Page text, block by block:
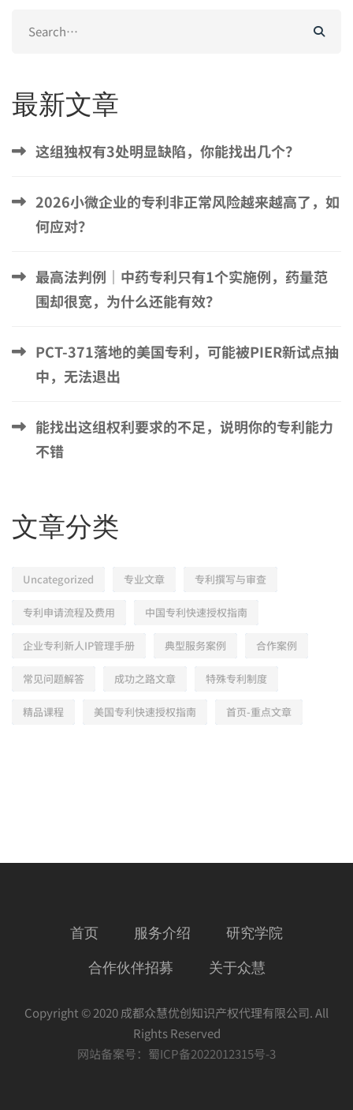
for:
最新文章
这组独权有3处明显缺陷，你能找出几个？
2026小微企业的专利非正常风险越来越高了，如
何应对？
最高法判例｜中药专利只有1个实施例，药量范
围却很宽，为什么还能有效？
PCT-371落地的美国专利，可能被PIER新试点抽
中，无法退出
能找出这组权利要求的不足，说明你的专利能力
不错
文章分类
Uncategorized 专业文章 专利撰写与审查
专利申请流程及费用 中国专利快速授权指南
企业专利新人IP管理手册 典型服务案例 合作案例
常见问题解答 成功之路文章 特殊专利制度
精品课程 美国专利快速授权指南 首页-重点文章
首页 服务介绍 研究学院
合作伙伴招募 关于众慧
Copyright © 2020 成都众慧优创知识产权代理有限公司. All
Rights Reserved
网站备案号： 蜀ICP备2022012315号-3